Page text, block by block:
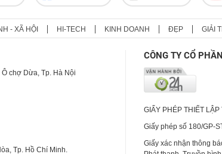
- XÃ HỘI HI-TECH KINH DOANH ĐẸP GIẢI
chợ Dừa, Tp. Hà Nội
Tp. Hồ Chí Minh.
CÔNG TY CỔ
GIẤY PHÉP THIẾT
Giấy phép số 180/GP-
Giấy xác nhận thông